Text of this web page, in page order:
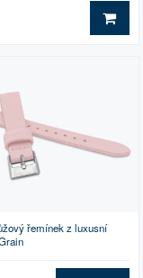
DO
řemínek z luxusní